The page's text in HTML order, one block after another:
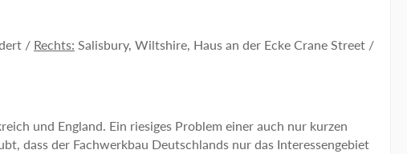
/ Rechts: Salisbury, Wiltshire, Haus an der Ecke Crane Street /
und England. Ein riesiges Problem einer auch nur kurzen
dass der Fachwerkbau Deutschlands nur das Interessengebiet